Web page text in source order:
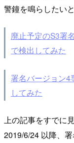
警鐘を鳴らしたい
廃止予定のS3署
で検出してみた
署名バージョン4
してみた
上の記事をすでに
2019/6/24 以降、